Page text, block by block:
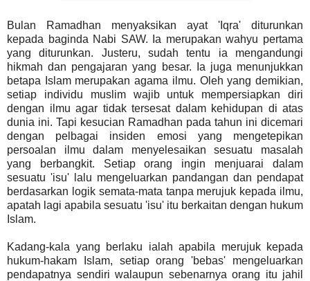
Bulan Ramadhan menyaksikan ayat 'Iqra' diturunkan
kepada baginda Nabi SAW. Ia merupakan wahyu pertama
yang diturunkan. Justeru, sudah tentu ia mengandungi
hikmah dan pengajaran yang besar. Ia juga menunjukkan
betapa Islam merupakan agama ilmu. Oleh yang demikian,
setiap individu muslim wajib untuk mempersiapkan diri
dengan ilmu agar tidak tersesat dalam kehidupan di atas
dunia ini. Tapi kesucian Ramadhan pada tahun ini dicemari
dengan pelbagai insiden emosi yang mengetepikan
persoalan ilmu dalam menyelesaikan sesuatu masalah
yang berbangkit. Setiap orang ingin menjuarai dalam
sesuatu 'isu' lalu mengeluarkan pandangan dan pendapat
berdasarkan logik semata-mata tanpa merujuk kepada ilmu,
apatah lagi apabila sesuatu 'isu' itu berkaitan dengan hukum
Islam.
Kadang-kala yang berlaku ialah apabila merujuk kepada
hukum-hakam Islam, setiap orang 'bebas' mengeluarkan
pendapatnya sendiri walaupun sebenarnya orang itu jahil